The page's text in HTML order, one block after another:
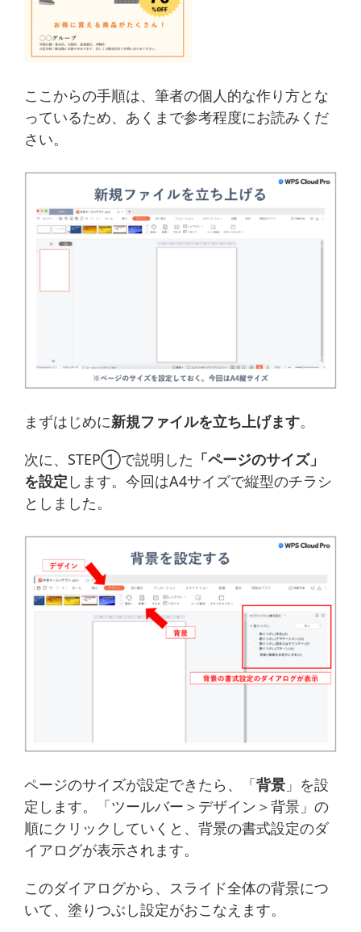
ここからの手順は、筆者の個人的な作り方とな
っているため、あくまで参考程度にお読みくだ
さい。
まずはじめに新規ファイルを立ち上げます。
次に、STEP①で説明した 「ページのサイズ」
を設定 します。今回はA4サイズで縦型のチラシ
としました。
ページのサイズが設定できたら、「背景 」を設
定します。「ツールバー＞デザイン＞背景」の
順にクリックしていくと、背景の書式設定のダ
イアログが表示されます。
このダイアログから、スライド全体の背景につ
いて、塗りつぶし設定がおこなえます。